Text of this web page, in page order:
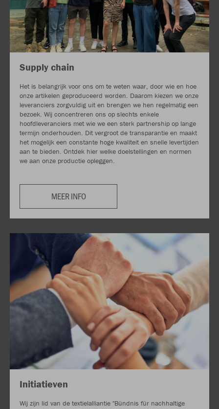
Supply chain
Het is belangrijk voor ons om te weten waar, door wie en hoe
onze artikelen geproduceerd worden. Daarom kiezen we onze
leveranciers zorgvuldig uit en brengen we hen regelmatig een
bezoek. Wij concentreren ons op slechts enkele
hoofdleveranciers met wie we een sterk partnership op lange
termijn onderhouden. Dit vergroot de transparantie en maakt
het mogelijk een constante hoge kwaliteit en snelle levertijden
aan te bieden. Ontdek hier welke doelstellingen en normen
we aan onze productie opleggen.
MEER INFO
Initiatieven
Wij zijn lid van de textielalliantie "Bündnis für nachhaltige